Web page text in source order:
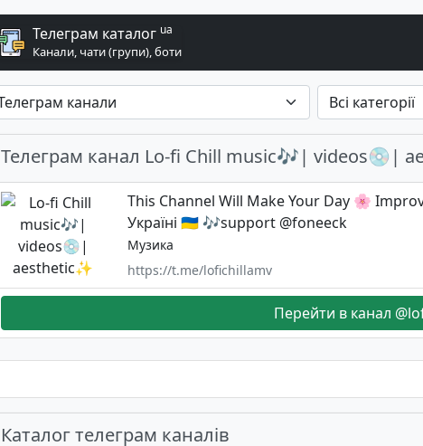
Телеграм каталог ua
Канали, чати (групи), боти
Телеграм канал Lo-fi Chill music🎶| videos💿|
This Channel Will Make Your Day 🌸
Україні 🇺🇦 🎶support @foneeck
Музика
https://t.me/lofichillamv
Перейти в канал
Каталог телеграм каналів